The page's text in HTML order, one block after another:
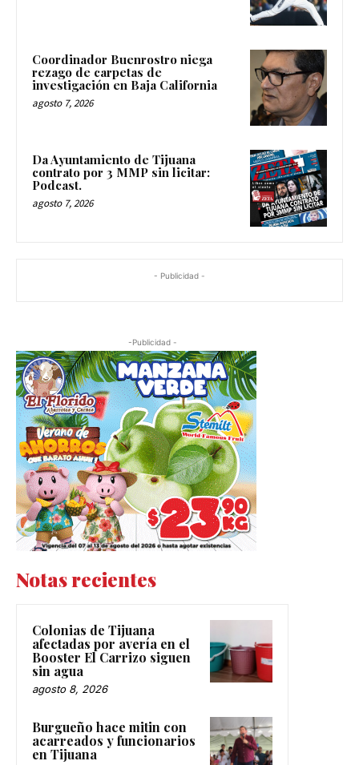
Coordinador Buenrostro niega
rezago de carpetas de
investigación en Baja California
agosto 7, 2026
Da Ayuntamiento de Tijuana
contrato por 3 MMP sin licitar:
Podcast.
agosto 7, 2026
- Publicidad -
-Publicidad -
Notas recientes
Colonias de Tijuana
afectadas por avería en el
Booster El Carrizo siguen
sin agua
agosto 8, 2026
Burgueño hace mitin con
acarreados y funcionarios
en Tijuana